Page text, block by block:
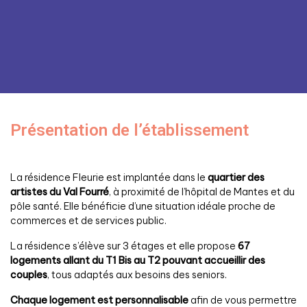
Présentation de l’établissement
La résidence Fleurie est implantée dans le quartier des
artistes duVal Fourré, à proximité de l’hôpital de Mantes et du
pôle santé. Elle bénéficie d’une situation idéale proche de
commerces et de services public.
La résidence s’élève sur 3 étages et elle propose 67
logements allant du T1 Bis au T2 pouvant accueillir des
couples, tous adaptés aux besoins des seniors.
Chaque logement est personnalisable afin de vous permettre